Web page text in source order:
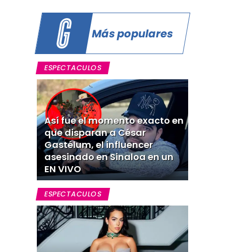
Más populares
ESPECTACULOS
Así fue el momento exacto en
que disparan a César
Gastélum, el influencer
asesinado en Sinaloa en un
EN VIVO
ESPECTACULOS